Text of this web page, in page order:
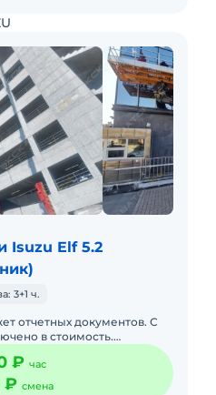
Isuzu Elf 5.2
3+1 ч.
отчетных документов. С
в стоимость.
аренда. Сейчас
₽ час
₽ смена